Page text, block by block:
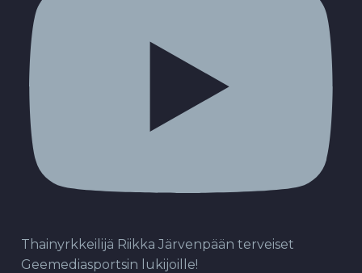
Thainyrkkeilijä Riikka Järvenpään terveiset
Geemediasportsin lukijoille!